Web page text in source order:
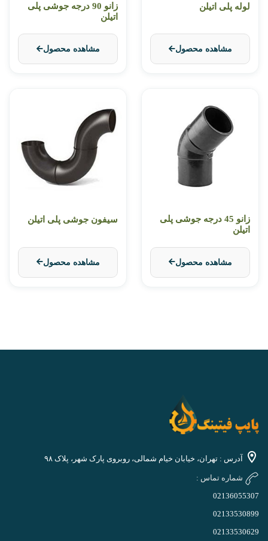
لوله پلی اتیلن
مشاهده محصول
زانو 90 درجه جوشی پلی
اتیلن
مشاهده محصول
زانو 45 درجه جوشی پلی
اتیلن
مشاهده محصول
سیفون جوشی پلی اتیلن
مشاهده محصول
آدرس : تهران، خیابان خیام شمالی، روبروی پارک شهر، پلاک ۹۸
شماره تماس :
02136055307
02133530899
02133530629